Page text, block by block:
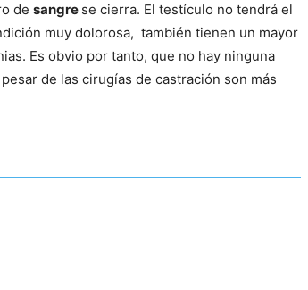
Cachorros
de sangre se cierra. El testículo no tendrá el
muy dolorosa, también tienen un mayor
Es obvio por tanto, que no hay ninguna
pesar de las cirugías de castración son más